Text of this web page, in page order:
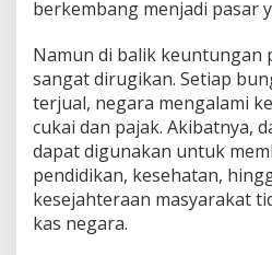
berkembang menjadi pasar
Namun di balik keuntungan
sangat dirugikan. Setiap
terjual, negara mengalami
cukai dan pajak. Akibatnya,
dapat digunakan untuk
pendidikan, kesehatan,
kesejahteraan masyarakat
kas negara.